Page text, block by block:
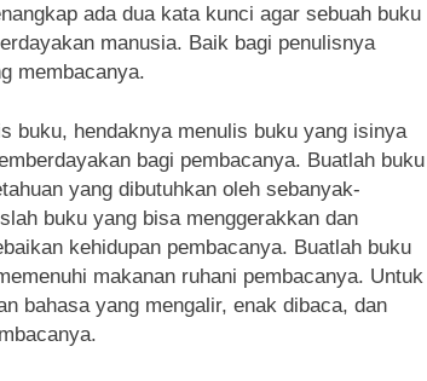
ada dua kata kunci agar sebuah buku
manusia. Baik bagi penulisnya
membacanya.
buku, hendaknya menulis buku yang isinya
bagi pembacanya. Buatlah buku
yang dibutuhkan oleh sebanyak-
buku yang bisa menggerakkan dan
kehidupan pembacanya. Buatlah buku
makanan ruhani pembacanya. Untuk
bahasa yang mengalir, enak dibaca, dan